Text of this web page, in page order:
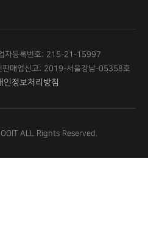
자등록번호: 215-21-15997
판매업신고: 2019-서울강남-05358호
인정보처리방침
ALL Rights Reserved.